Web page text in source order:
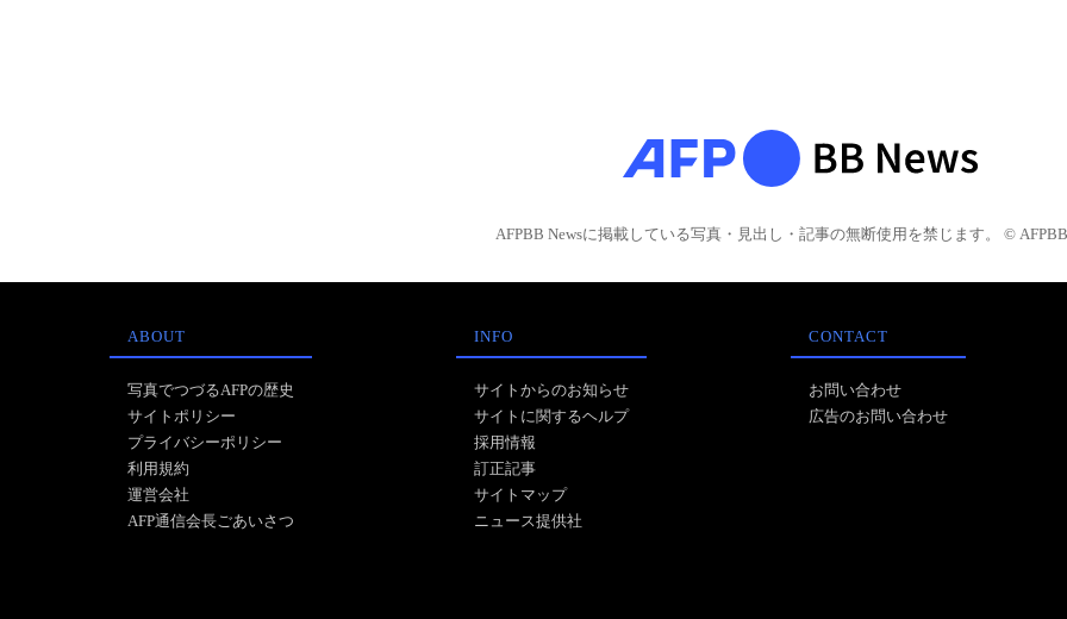
AFPBB Newsに掲載している写真・見出し・記事の無断使用を禁じます。 © AFPBB
ABOUT
写真でつづるAFPの歴史
サイトポリシー
プライバシーポリシー
利用規約
運営会社
AFP通信会長ごあいさつ
INFO
サイトからのお知らせ
サイトに関するヘルプ
採用情報
訂正記事
サイトマップ
ニュース提供社
CONTACT
お問い合わせ
広告のお問い合わせ